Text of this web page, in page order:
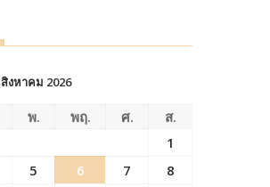
สิงหาคม 2026
พ. พฤ. ศ.
ส.
1
5 6 7
8